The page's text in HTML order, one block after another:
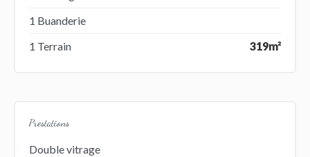
1 Buanderie
1 Terrain
319m²
Prestations
Double vitrage